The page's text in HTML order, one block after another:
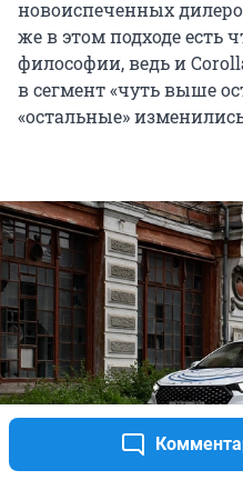
новоиспеченных
же в этом подходе есть
философии, ведь и
в сегмент «чуть выше
«остальные»